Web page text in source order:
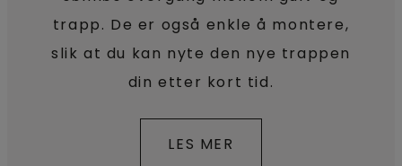
trapp. De er også enkle å montere,
slik at du kan nyte den nye trappen
din etter kort tid.
LES MER